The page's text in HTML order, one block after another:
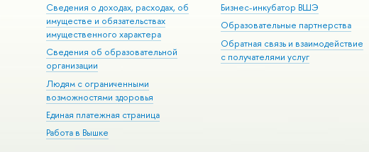
Сведения о доходах, расходах, об
имуществе и обязательствах
имущественного характера
Сведения об образовательной
организации
Людям с ограниченными
возможностями здоровья
Единая платежная страница
Работа в Вышке
Бизнес-инкубатор ВШЭ
Образовательные партнерства
Обратная связь и взаимодействие
с получателями услуг